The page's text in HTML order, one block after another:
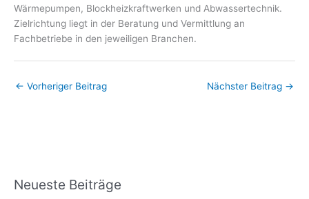
Wärmepumpen, Blockheizkraftwerken und Abwassertechnik.
Zielrichtung liegt in der Beratung und Vermittlung an
Fachbetriebe in den jeweiligen Branchen.
← Vorheriger Beitrag Nächster Beitrag →
Neueste Beiträge